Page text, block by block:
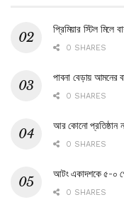
প্রিমিয়ার স্টিল মিলে
0 SHARES
পাবনা বেড়ায় আমনের
0 SHARES
আর কোনো প্রতিষ্ঠান
0 SHARES
আটং একাদশকে ৫-০
0 SHARES